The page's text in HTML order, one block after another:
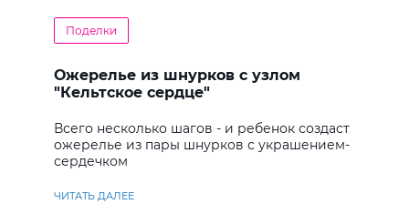
Поделки
Ожерелье из шнурков с узлом
"Кельтское сердце"
Всего несколько шагов - и ребенок создаст
ожерелье из пары шнурков с украшением-
сердечком
ЧИТАТЬ ДАЛЕЕ